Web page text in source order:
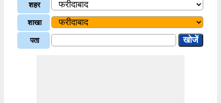
शहर
शाखा
पता